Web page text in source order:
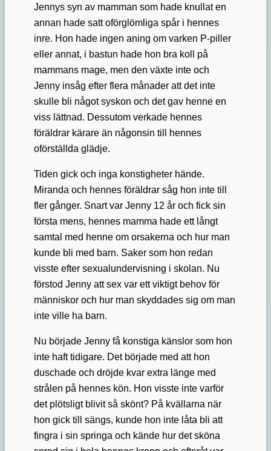
Jennys syn av mamman som hade knullat en
annan hade satt oförglömliga spår i hennes
inre. Hon hade ingen aning om varken P-piller
eller annat, i bastun hade hon bra koll på
mammans mage, men den växte inte och
Jenny insåg efter flera månader att det inte
skulle bli något syskon och det gav henne en
viss lättnad. Dessutom verkade hennes
föräldrar kärare än någonsin till hennes
oförställda glädje.
Tiden gick och inga konstigheter hände.
Miranda och hennes föräldrar såg hon inte till
fler gånger. Snart var Jenny 12 år och fick sin
första mens, hennes mamma hade ett långt
samtal med henne om orsakerna och hur man
kunde bli med barn. Saker som hon redan
visste efter sexualundervisning i skolan. Nu
förstod Jenny att sex var ett viktigt behov för
människor och hur man skyddades sig om man
inte ville ha barn.
Nu började Jenny få konstiga känslor som hon
inte haft tidigare. Det började med att hon
duschade och dröjde kvar extra länge med
strålen på hennes kön. Hon visste inte varför
det plötsligt blivit så skönt? På kvällarna när
hon gick till sängs, kunde hon inte låta bli att
fingra i sin springa och kände hur det sköna